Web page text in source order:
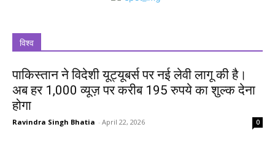
विश्व
पाकिस्तान ने विदेशी यूट्यूबर्स पर नई लेवी लागू की है।
अब हर 1,000 व्यूज़ पर करीब 195 रुपये का शुल्क देना
होगा
Ravindra Singh Bhatia - April 22, 2026 0